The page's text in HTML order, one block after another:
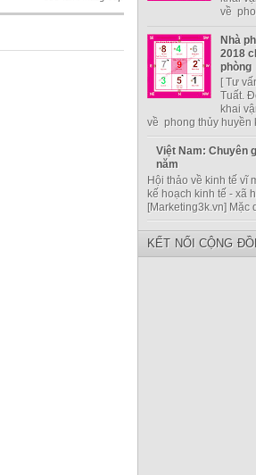
về
Nhà
2018
phòng
[ Tư
Tuất.
khai
về phong thủy huyền
Việt Nam: Chuyên
năm
Hội thảo về kinh tế vĩ
kế hoạch kinh tế - xã
[Marketing3k.vn] Mặc
KẾT NỐI CỘNG